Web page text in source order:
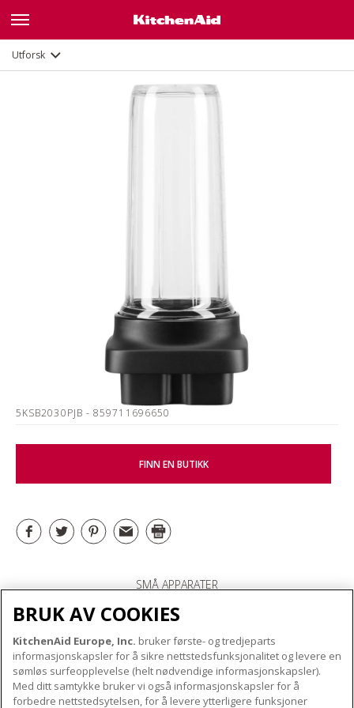
Utforsk
5KSB2030PJB - 859711696650
FINN EN BUTIKK
SMÅ APPARATER
OM KITCHENAID
Merkets kjerne
Merkehistorie
VÅRE PRODUKTER
BRUK AV COOKIES
KitchenAid Europe, Inc. bruker første- og tredjeparts
informasjonskapsler for å sikre nettstedsfunksjonalitet og levere en
sømløs surfeopplevelse (helt nødvendige informasjonskapsler).
Med ditt samtykke bruker vi også informasjonskapsler for å
forbedre nettstedsytelsen, for å levere ytterligere funksjoner